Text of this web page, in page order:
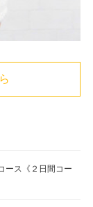
ース《２日間コー